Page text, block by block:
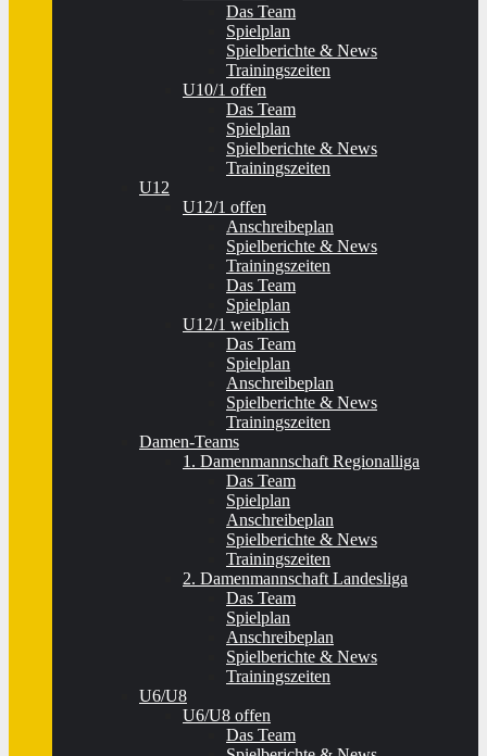
Das Team
Spielplan
Spielberichte & News
Trainingszeiten
U10/1 offen
Das Team
Spielplan
Spielberichte & News
Trainingszeiten
U12
U12/1 offen
Anschreibeplan
Spielberichte & News
Trainingszeiten
Das Team
Spielplan
U12/1 weiblich
Das Team
Spielplan
Anschreibeplan
Spielberichte & News
Trainingszeiten
Damen-Teams
1. Damenmannschaft Regionalliga
Das Team
Spielplan
Anschreibeplan
Spielberichte & News
Trainingszeiten
2. Damenmannschaft Landesliga
Das Team
Spielplan
Anschreibeplan
Spielberichte & News
Trainingszeiten
U6/U8
U6/U8 offen
Das Team